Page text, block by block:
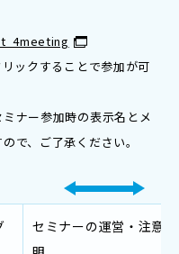
ックすることで参加が可
ナー参加時の表示名とメ
で、ご了承ください。
セミナーの運営・注意